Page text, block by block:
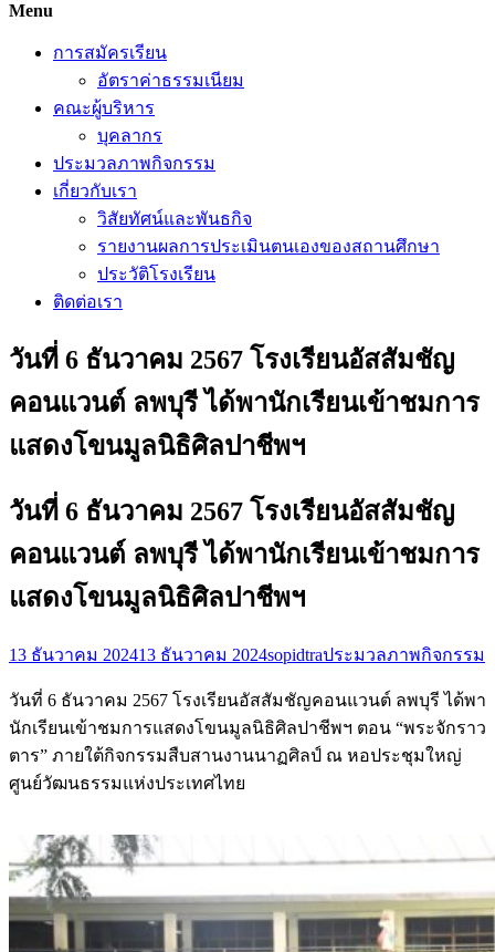
Menu
การสมัครเรียน
อัตราค่าธรรมเนียม
คณะผู้บริหาร
บุคลากร
ประมวลภาพกิจกรรม
เกี่ยวกับเรา
วิสัยทัศน์และพันธกิจ
รายงานผลการประเมินตนเองของสถานศึกษา
ประวัติโรงเรียน
ติดต่อเรา
วันที่ 6 ธันวาคม 2567 โรงเรียนอัสสัมชัญ
คอนแวนต์ ลพบุรี ได้พานักเรียนเข้าชมการ
แสดงโขนมูลนิธิศิลปาชีพฯ
วันที่ 6 ธันวาคม 2567 โรงเรียนอัสสัมชัญ
คอนแวนต์ ลพบุรี ได้พานักเรียนเข้าชมการ
แสดงโขนมูลนิธิศิลปาชีพฯ
13 ธันวาคม 202413 ธันวาคม 2024sopidtraประมวลภาพกิจกรรม
วันที่ 6 ธันวาคม 2567 โรงเรียนอัสสัมชัญคอนแวนต์ ลพบุรี ได้พา
นักเรียนเข้าชมการแสดงโขนมูลนิธิศิลปาชีพฯ ตอน “พระจักราว
ตาร” ภายใต้กิจกรรมสืบสานงานนาฏศิลป์ ณ หอประชุมใหญ่
ศูนย์วัฒนธรรมแห่งประเทศไทย